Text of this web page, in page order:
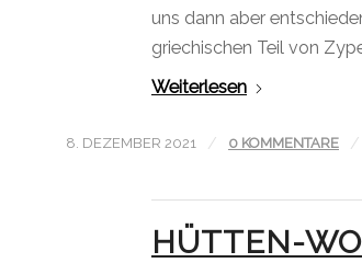
uns dann aber
griechischen Teil von
Weiterlesen
8. DEZEMBER 2021 / 0 KOMMENTARE /
HÜTTEN-